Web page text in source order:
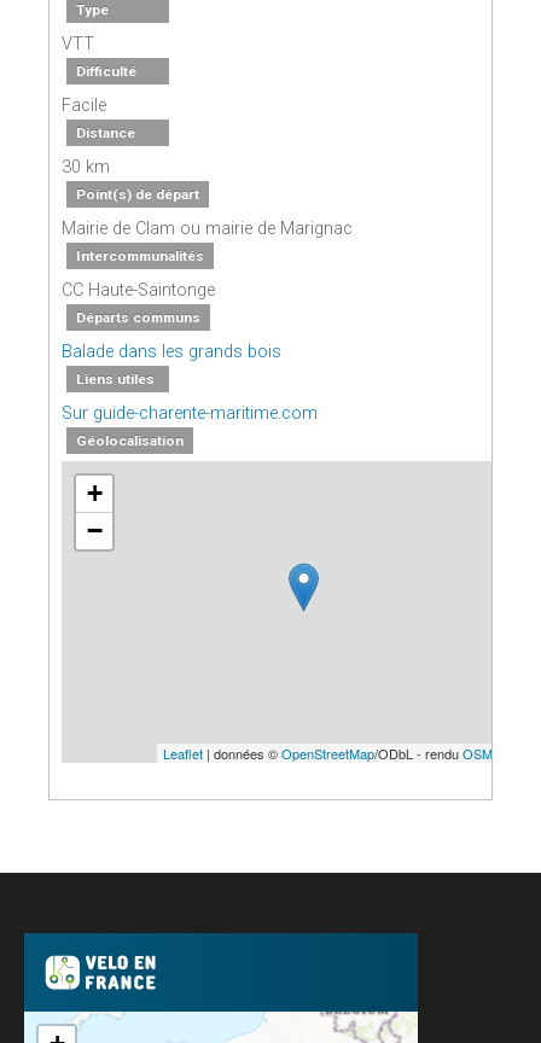
Type
VTT
Difficulté
Facile
Distance
30 km
Point(s) de départ
Mairie de Clam ou mairie de Marignac
Intercommunalités
CC Haute-Saintonge
Départs communs
Balade dans les grands bois
Liens utiles
Sur guide-charente-maritime.com
Géolocalisation
+
−
Leaflet | données ©OpenStreetMap/ODbL - renduOSM France